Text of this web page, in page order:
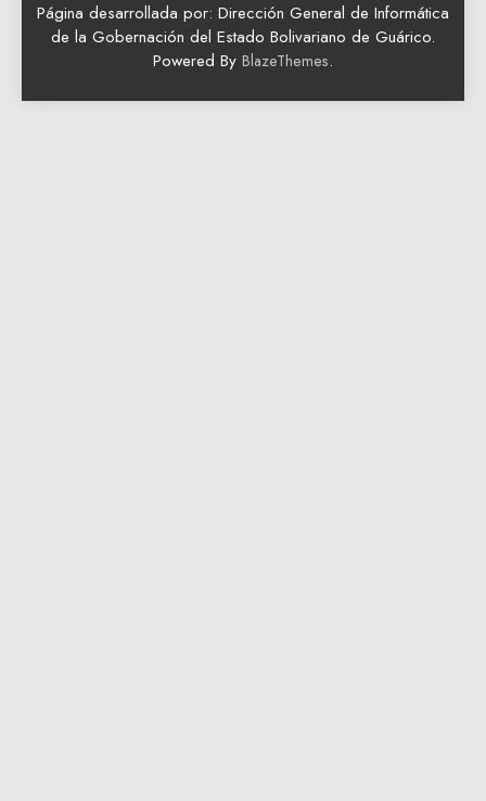
Página desarrollada por: Dirección General de Informática
de la Gobernación del Estado Bolivariano de Guárico.
Powered By BlazeThemes.